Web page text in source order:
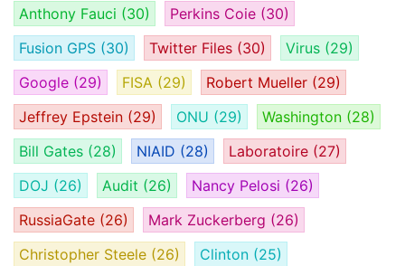
Anthony Fauci (30) Perkins Coie (30)
Fusion GPS (30) Twitter Files (30) Virus (29)
Google (29) FISA (29) Robert Mueller (29)
Jeffrey Epstein (29) ONU (29) Washington (28)
Bill Gates (28) NIAID (28) Laboratoire (27)
DOJ (26) Audit (26) Nancy Pelosi (26)
RussiaGate (26) Mark Zuckerberg (26)
Christopher Steele (26) Clinton (25)